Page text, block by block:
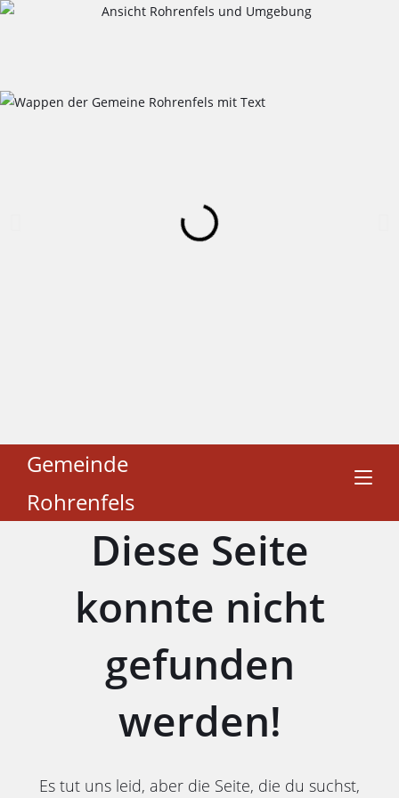
Gemeinde
Rohrenfels
Diese Seite
konnte nicht
gefunden
werden!
Es tut uns leid, aber die Seite, die du suchst,